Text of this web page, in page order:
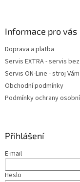
Informace pro vás
Doprava a platba
Servis EXTRA - servis
Servis ON-Line - stroj
Obchodní podmínky
Podmínky ochrany
Přihlášení
E-mail
Heslo